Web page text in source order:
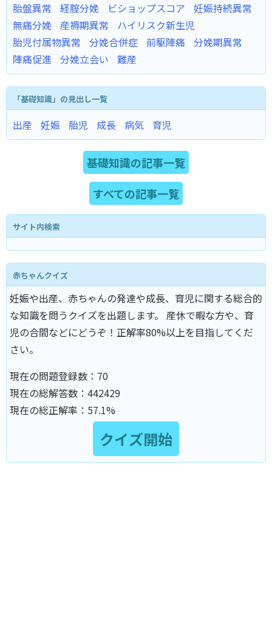
胎盤異常
経腟分娩 ビショップスコア
妊娠持続異常
無痛分娩
産褥期異常
ハイリスク新生児
胎児付属物異常
分娩合併症 前駆陣痛
分娩期異常
陣痛促進
分娩立会い 難産
「基礎知識」の見出し一覧
出産 妊娠 胎児 成長 病気 育児
基礎知識の記事一覧
すべての記事一覧
サイト内検索
赤ちゃんクイズ
妊娠や出産、赤ちゃんの発達や成長、育児に関する総合的
な知識を問うクイズを出題します。 産休で暇な方や、育
児の合間などにどうぞ！正解率80%以上を目指してくだ
さい。
現在の問題登録数： 70
現在の総解答数： 442429
現在の総正解率： 57.1%